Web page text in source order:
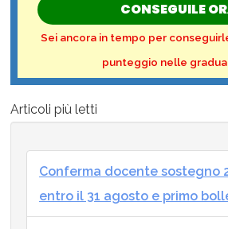
CONSEGUILE
Sei ancora in tempo per
punteggio nelle
Articoli più letti
Conferma docente sostegno
entro il 31 agosto e primo